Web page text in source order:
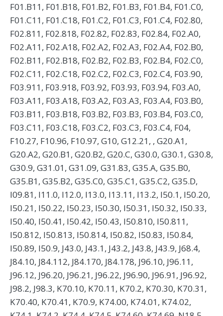
F01.B11, F01.B18, F01.B2, F01.B3, F01.B4, F01.C0,
F01.C11, F01.C18, F01.C2, F01.C3, F01.C4, F02.80,
F02.811, F02.818, F02.82, F02.83, F02.84, F02.A0,
F02.A11, F02.A18, F02.A2, F02.A3, F02.A4, F02.B0,
F02.B11, F02.B18, F02.B2, F02.B3, F02.B4, F02.C0,
F02.C11, F02.C18, F02.C2, F02.C3, F02.C4, F03.90,
F03.911, F03.918, F03.92, F03.93, F03.94, F03.A0,
F03.A11, F03.A18, F03.A2, F03.A3, F03.A4, F03.B0,
F03.B11, F03.B18, F03.B2, F03.B3, F03.B4, F03.C0,
F03.C11, F03.C18, F03.C2, F03.C3, F03.C4, F04,
F10.27, F10.96, F10.97, G10, G12.21, , G20.A1,
G20.A2, G20.B1, G20.B2, G20.C, G30.0, G30.1, G30.8,
G30.9, G31.01, G31.09, G31.83, G35.A, G35.B0,
G35.B1, G35.B2, G35.C0, G35.C1, G35.C2, G35.D,
I09.81, I11.0, I12.0, I13.0, I13.11, I13.2, I50.1, I50.20,
I50.21, I50.22, I50.23, I50.30, I50.31, I50.32, I50.33,
I50.40, I50.41, I50.42, I50.43, I50.810, I50.811,
I50.812, I50.813, I50.814, I50.82, I50.83, I50.84,
I50.89, I50.9, J43.0, J43.1, J43.2, J43.8, J43.9, J68.4,
J84.10, J84.112, J84.170, J84.178, J96.10, J96.11,
J96.12, J96.20, J96.21, J96.22, J96.90, J96.91, J96.92,
J98.2, J98.3, K70.10, K70.11, K70.2, K70.30, K70.31,
K70.40, K70.41, K70.9, K74.00, K74.01, K74.02,